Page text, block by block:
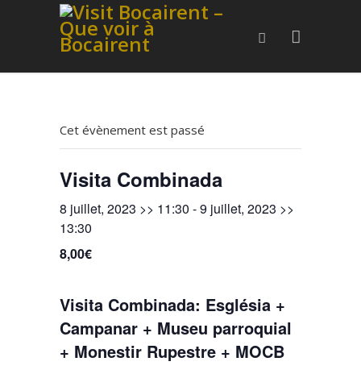
Cet évènement est passé
Visita Combinada
8 juillet, 2023 >> 11:30 -9 juillet, 2023 >>
13:30
8,00€
Visita Combinada: Església +
Campanar + Museu parroquial
+ Monestir Rupestre + MOCB